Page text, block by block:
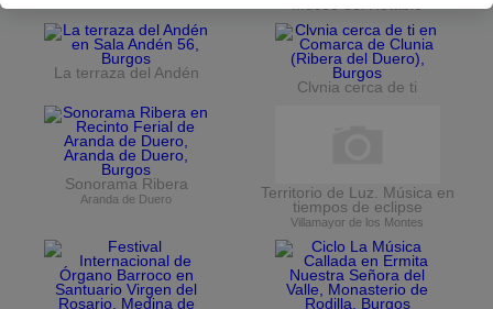
La terraza del Andén
Clvnia cerca de ti
Sonorama Ribera
Aranda de Duero
Territorio de Luz. Música en
tiempos de eclipse
Villamayor de los Montes